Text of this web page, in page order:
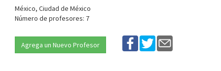
México, Ciudad de México
Número de profesores: 7
Agrega un Nuevo Profesor